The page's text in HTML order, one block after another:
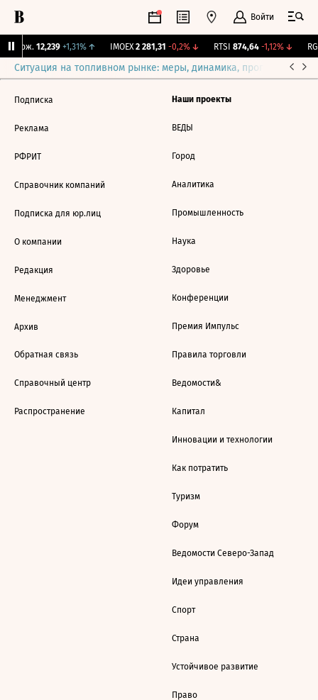
Войти
Бирж. 12,239 +1,31%↑ IMOEX 2 281,31 -0,2%↓ RTSI 874,64 -1,12%↓
Ситуация на топливном рынке: меры, динамика, прогнозы
Подписка
Реклама
РФРИТ
Справочник компаний
Подписка для юр.лиц
О компании
Редакция
Менеджмент
Архив
Обратная связь
Справочный центр
Распространение
Наши проекты
ВЕДЫ
Город
Аналитика
Промышленность
Наука
Здоровье
Конференции
Премия Импульс
Правила торговли
Ведомости&
Капитал
Инновации и технологии
Как потратить
Туризм
Форум
Ведомости Северо-Запад
Идеи управления
Спорт
Страна
Устойчивое развитие
Право